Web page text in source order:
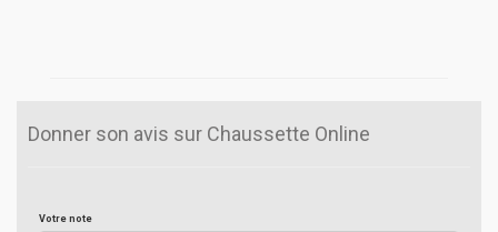
Donner son avis sur Chaussette Online
Votre note